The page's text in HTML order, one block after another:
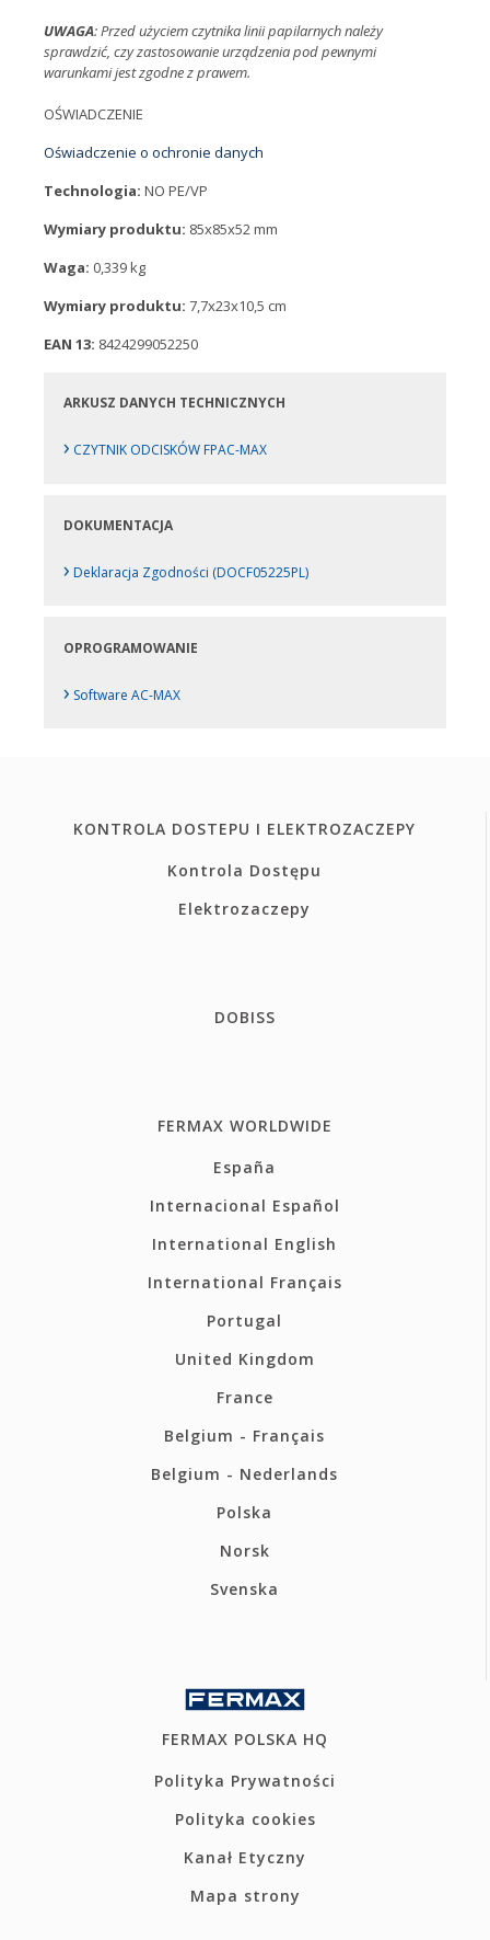
UWAGA: Przed użyciem czytnika linii papilarnych należy
sprawdzić, czy zastosowanie urządzenia pod pewnymi
warunkami jest zgodne z prawem.
OŚWIADCZENIE
Oświadczenie o ochronie danych
Technologia: NO PE/VP
Wymiary produktu: 85x85x52 mm
Waga: 0,339 kg
Wymiary produktu: 7,7x23x10,5 cm
EAN 13: 8424299052250
ARKUSZ DANYCH TECHNICZNYCH
› CZYTNIK ODCISKÓW FPAC-MAX
DOKUMENTACJA
› Deklaracja Zgodności (DOCF05225PL)
OPROGRAMOWANIE
› Software AC-MAX
KONTROLA DOSTEPU I ELEKTROZACZEPY
Kontrola Dostępu
Elektrozaczepy
DOBISS
FERMAX WORLDWIDE
España
Internacional Español
International English
International Français
Portugal
United Kingdom
France
Belgium - Français
Belgium - Nederlands
Polska
Norsk
Svenska
FERMAX POLSKA HQ
Polityka Prywatności
Polityka cookies
Kanał Etyczny
Mapa strony